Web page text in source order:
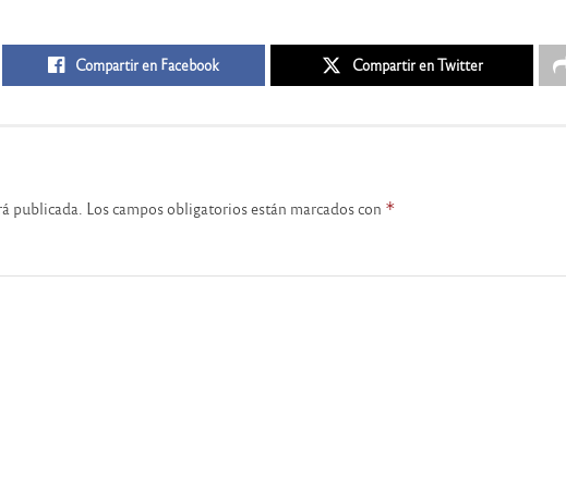
Compartir en Facebook Compartir en Twitter
publicada. Los campos obligatorios están marcados con *